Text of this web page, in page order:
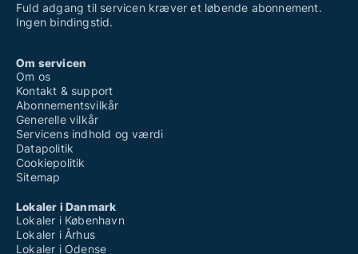
Fuld adgang til servicen kræver et løbende abonnement.
Ingen bindingstid.
Om servicen
Om os
Kontakt & support
Abonnementsvilkår
Generelle vilkår
Servicens indhold og værdi
Datapolitik
Cookiepolitik
Sitemap
Lokaler i Danmark
Lokaler i København
Lokaler i Århus
Lokaler i Odense